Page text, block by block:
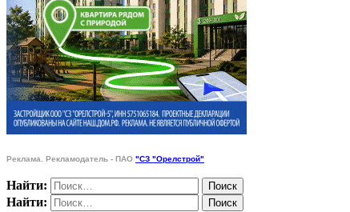
Реклама. Рекламодатель - ПАО "СЗ "Орелстрой"
Найти:
Найти: